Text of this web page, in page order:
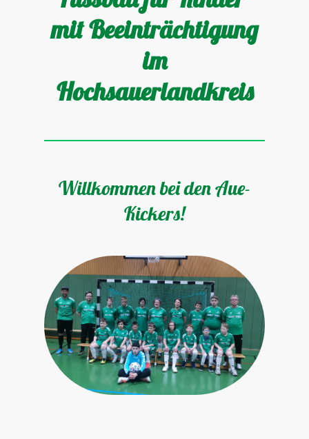
mit Beeinträchtigung
im
Hochsauerlandkreis
Willkommen bei den Aue-
Kickers!